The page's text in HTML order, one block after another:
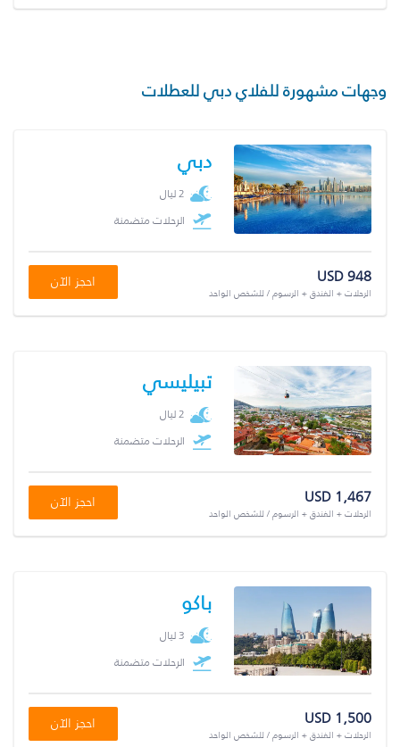
وجهات مشهورة للفلاي دبي للعطلات
دبي
2 ليال
الرحلات متضمنة
USD 948
الرحلات + الفندق + الرسوم / للشخص الواحد
احجز الآن
تبيليسي
2 ليال
الرحلات متضمنة
USD 1,467
الرحلات + الفندق + الرسوم / للشخص الواحد
احجز الآن
باكو
3 ليال
الرحلات متضمنة
USD 1,500
الرحلات + الفندق + الرسوم / للشخص الواحد
احجز الآن